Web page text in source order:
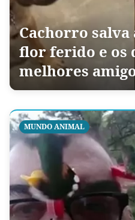
Cachorro salva
flor ferido e os
melhores
MUNDO ANIMAL